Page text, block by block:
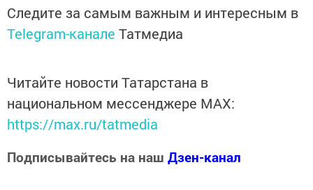
Следите за самым важным и интересным в
Telegram-канале Татмедиа
Читайте новости Татарстана в
национальном мессенджере MАХ:
https://max.ru/tatmedia
Подписывайтесь на наш Дзен-канал